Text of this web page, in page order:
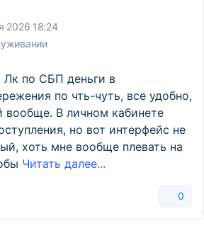
2026 18:24
Лк по СБП деньги в
по чть-чуть, все удобно,
вообще. В личном кабинете
но вот интерфейс не
хоть мне вообще плевать на
Читать далее...
0